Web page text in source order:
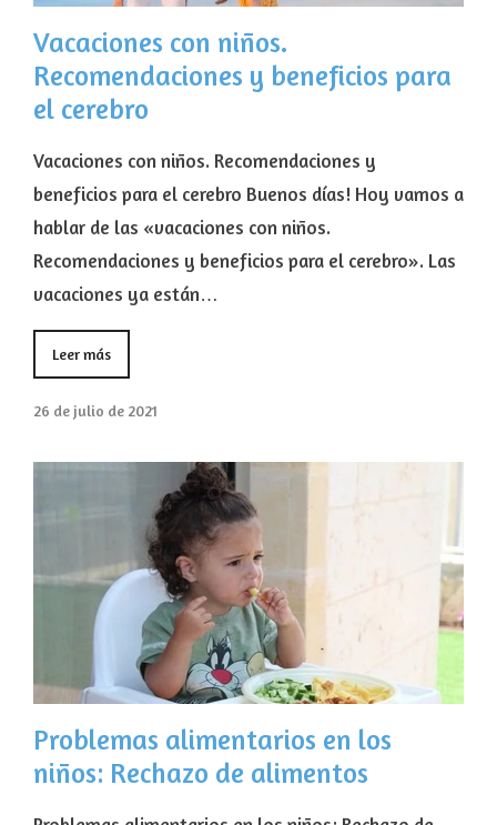
Vacaciones con niños.
Recomendaciones y beneficios para
el cerebro
Vacaciones con niños. Recomendaciones y
beneficios para el cerebro Buenos días! Hoy vamos a
hablar de las «vacaciones con niños.
Recomendaciones y beneficios para el cerebro». Las
vacaciones ya están…
Leer más
26 de julio de 2021
Problemas alimentarios en los
niños: Rechazo de alimentos